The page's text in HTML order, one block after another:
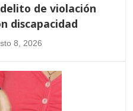
de violación
discapacidad
8, 2026